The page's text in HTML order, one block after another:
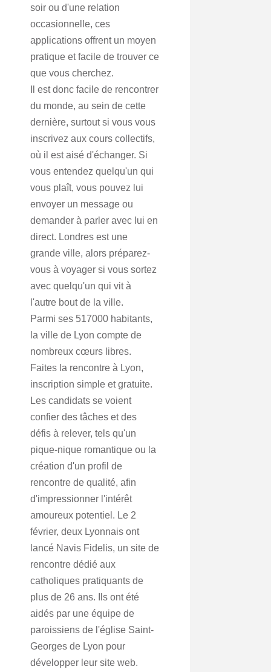
soir ou d'une relation
occasionnelle, ces
applications offrent un moyen
pratique et facile de trouver ce
que vous cherchez.
Il est donc facile de rencontrer
du monde, au sein de cette
dernière, surtout si vous vous
inscrivez aux cours collectifs,
où il est aisé d'échanger. Si
vous entendez quelqu'un qui
vous plaît, vous pouvez lui
envoyer un message ou
demander à parler avec lui en
direct. Londres est une
grande ville, alors préparez-
vous à voyager si vous sortez
avec quelqu'un qui vit à
l'autre bout de la ville.
Parmi ses 517000 habitants,
la ville de Lyon compte de
nombreux cœurs libres.
Faites la rencontre à Lyon,
inscription simple et gratuite.
Les candidats se voient
confier des tâches et des
défis à relever, tels qu'un
pique-nique romantique ou la
création d'un profil de
rencontre de qualité, afin
d'impressionner l'intérêt
amoureux potentiel. Le 2
février, deux Lyonnais ont
lancé Navis Fidelis, un site de
rencontre dédié aux
catholiques pratiquants de
plus de 26 ans. Ils ont été
aidés par une équipe de
paroissiens de l'église Saint-
Georges de Lyon pour
développer leur site web.